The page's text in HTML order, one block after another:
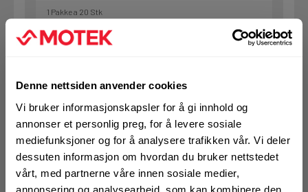
Denne nettsiden anvender cookies
Vi bruker informasjonskapsler for å gi innhold og
annonser et personlig preg, for å levere sosiale
mediefunksjoner og for å analysere trafikken vår. Vi deler
dessuten informasjon om hvordan du bruker nettstedet
vårt, med partnerne våre innen sosiale medier,
annonsering og analysearbeid, som kan kombinere den
1 Pakke a 20 Stk
Logg inn eller
se din avtalepris
Handleliste
Art.nr. 72288384
U-bolt MP-UB 48 1-1/2" M8 ELF